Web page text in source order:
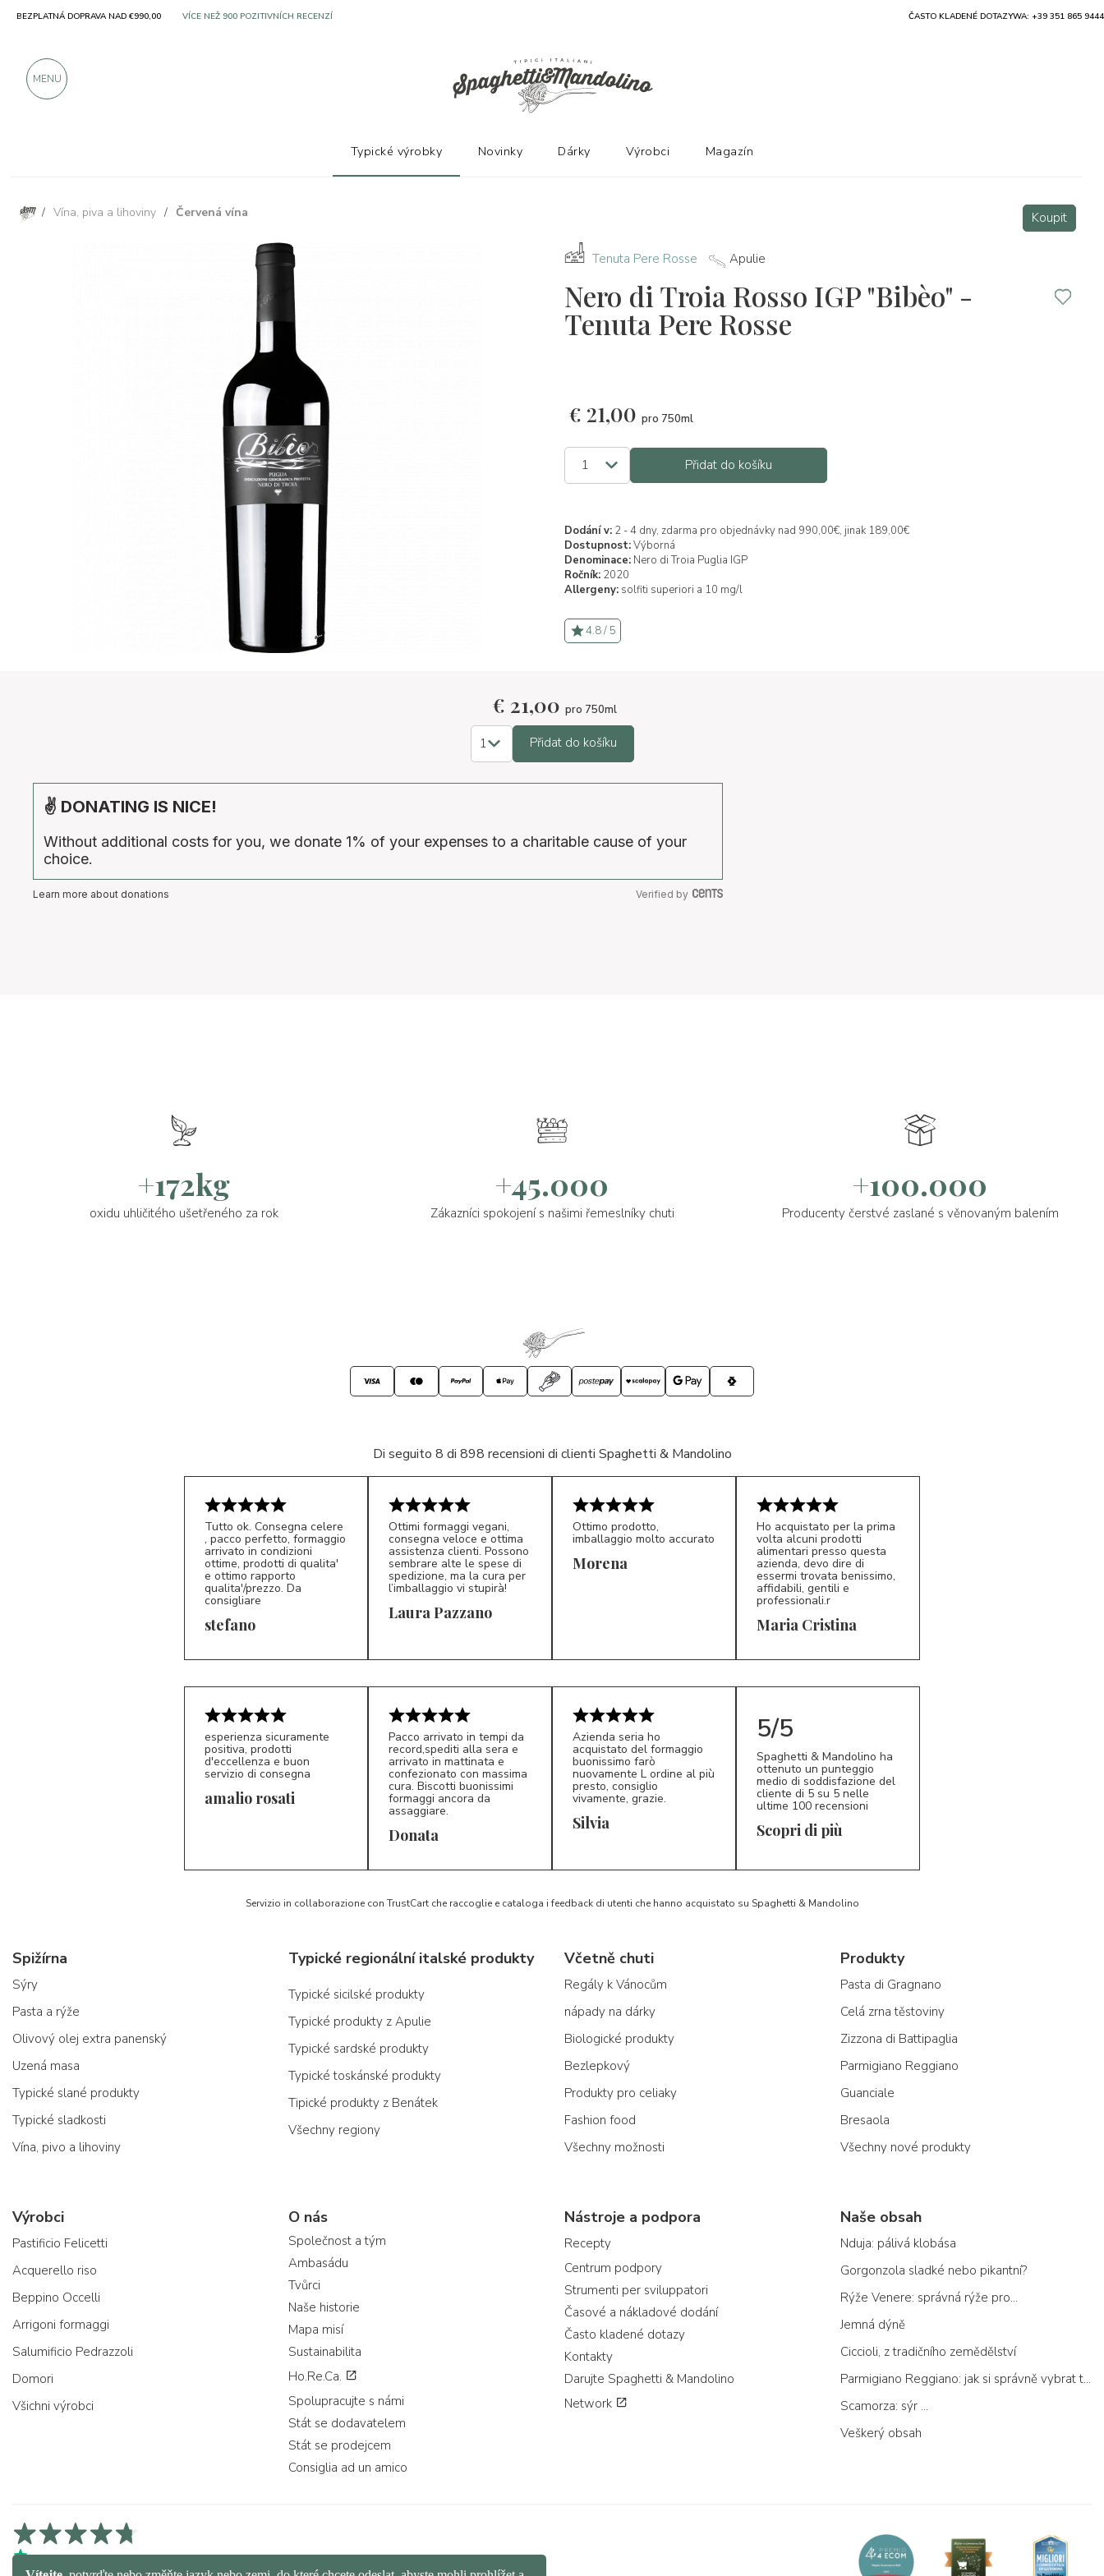
/ Vína, piva a lihoviny / Červená vína Koupit
Tenuta Pere Rosse Apulie
Nero di Troia Rosso IGP "Bibèo" -
Tenuta Pere Rosse
€ 21,00 pro 750ml
Přidat do košíku
Dodání v: 2 - 4 dny, zdarma pro objednávky nad 990,00€, jinak 189,00€
Dostupnost:Výborná
Denominace: Nero di Troia Puglia IGP
Ročník: 2020
Allergeny: solfiti superiori a 10 mg/l
4.8 / 5
€ 21,00 pro 750ml
Přidat do košíku
✌ DONATING IS NICE!
Without additional costs for you, we donate 1% of your expenses to a charitable cause of your
choice.
Learn more about donations Verified by
+172kg
oxidu uhličitého ušetřeného za rok
+45.000
Zákazníci spokojení s našimi řemeslníky chuti
+100.000
Producenty čerstvé zaslané s věnovaným balením
Di seguito 8 di 898 recensioni di clienti Spaghetti & Mandolino
S*
Tutto ok. Consegna celere
, pacco perfetto, formaggio
arrivato in condizioni
ottime, prodotti di qualita'
e ottimo rapporto
qualita'/prezzo. Da
consigliare
stefano LP 5/5
Ottimi formaggi vegani,
consegna veloce e ottima
assistenza clienti. Possono
sembrare alte le spese di
spedizione, ma la cura per
l’imballaggio vi stupirà!
Laura Pazzano
Ottimo prodotto,
imballaggio molto accurato
Morena
MC 5/5
Ho acquistato per la prima
volta alcuni prodotti
alimentari presso questa
azienda, devo dire di
essermi trovata benissimo,
affidabili, gentili e
professionali.r
Maria Cristina
esperienza sicuramente
positiva, prodotti
d'eccellenza e buon
servizio di consegna
amalio rosati
D*
Pacco arrivato in tempi da
record,spediti alla sera e
arrivato in mattinata e
confezionato con massima
cura. Biscotti buonissimi
formaggi ancora da
assaggiare.
Donata S*
Azienda seria ho
acquistato del formaggio
buonissimo farò
nuovamente L ordine al più
presto, consiglio
vivamente, grazie.
Silvia
5/5
Spaghetti & Mandolino ha
ottenuto un punteggio
medio di soddisfazione del
cliente di 5 su 5 nelle
ultime 100 recensioni
Scopri di più
Servizio in collaborazione con TrustCart che raccoglie e cataloga i feedback di utenti che hanno acquistato su Spaghetti & Mandolino
Spižírna
Sýry
Pasta a rýže
Olivový olej extra panenský
Uzená masa
Typické slané produkty
Typické sladkosti
Vína, pivo a lihoviny
Typické regionální italské produkty
Typické sicilské produkty
Typické produkty z Apulie
Typické sardské produkty
Typické toskánské produkty
Tipické produkty z Benátek
Všechny regiony
Včetně chuti
Regály k Vánocům
nápady na dárky
Biologické produkty
Bezlepkový
Produkty pro celiaky
Fashion food
Všechny možnosti
Produkty
Pasta di Gragnano
Celá zrna těstoviny
Zizzona di Battipaglia
Parmigiano Reggiano
Guanciale
Bresaola
Všechny nové produkty
Výrobci
Pastificio Felicetti
Acquerello riso
Beppino Occelli
Arrigoni formaggi
Salumificio Pedrazzoli
Domori
Všichni výrobci
O nás
Společnost a tým
Ambasádu
Tvůrci
Naše historie
Mapa misí
Sustainabilita
Ho.Re.Ca.
Spolupracujte s námi
Stát se dodavatelem
Stát se prodejcem
Consiglia ad un amico
Nástroje a podpora
Recepty
Centrum podpory
Strumenti per sviluppatori
Časové a nákladové dodání
Často kladené dotazy
Kontakty
Darujte Spaghetti & Mandolino
Network
Naše obsah
Nduja: pálivá klobása
Gorgonzola sladké nebo pikantní?
Rýže Venere: správná rýže pro...
Jemná dýně
Ciccioli, z tradičního zemědělství
Parmigiano Reggiano: jak si správně vybrat ten pravý
Scamorza: sýr ...
Veškerý obsah
4,7/5 na Trustpilot
BEZPLATNÁ DOPRAVA NAD €990,00 SOLO PRODUKTY OD VYNIKAJÍCÍCH VÝROBCŮ ČASTO KLADENÉ DOTAZYWA: +39 351 865 9444
MENU
Typické výrobky Novinky Dárky Výrobci Magazín